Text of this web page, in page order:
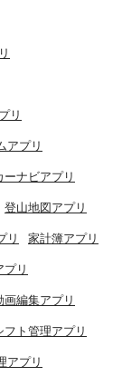
リ
アプリ
ーナビアプリ
登山地図アプリ
リ 家計簿アプリ
プリ
画編集アプリ
フト管理アプリ
アプリ